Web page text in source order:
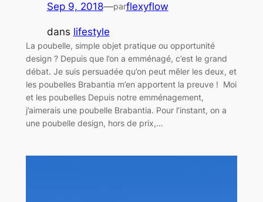
Sep 9, 2018—parflexyflow
dans lifestyle
La poubelle, simple objet pratique ou opportunité
design ? Depuis que l’on a emménagé, c’est le grand
débat. Je suis persuadée qu’on peut mêler les deux, et
les poubelles Brabantia m’en apportent la preuve ! Moi
et les poubelles Depuis notre emménagement,
j’aimerais une poubelle Brabantia. Pour l’instant, on a
une poubelle design, hors de prix,…